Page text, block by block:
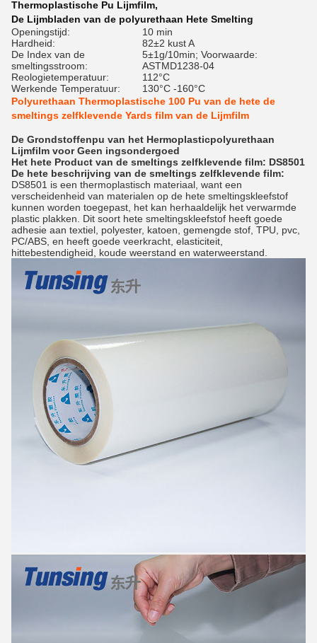
Thermoplastische Pu Lijmfilm,
De Lijmbladen van de polyurethaan Hete Smelting
Openingstijd:
10 min
Hardheid:
82±2 kust A
De Index van de
smeltingsstroom:
5±1g/10min; Voorwaarde:
ASTMD1238-04
Reologietemperatuur:
112°C
Werkende Temperatuur:
130°C -160°C
Polyurethaan Thermoplastische 100 Pu van de hete de
smeltings zelfklevende Yards film van de Lijmfilm
De Grondstoffenpu van het Hermoplasticpolyurethaan
Lijmfilm voor Geen ingsondergoed
Het hete Product van de smeltings zelfklevende film: DS8501
De hete beschrijving van de smeltings zelfklevende film:
DS8501 is een thermoplastisch materiaal, want een
verscheidenheid van materialen op de hete smeltingskleefstof
kunnen worden toegepast, het kan herhaaldelijk het verwarmde
plastic plakken. Dit soort hete smeltingskleefstof heeft goede
adhesie aan textiel, polyester, katoen, gemengde stof, TPU, pvc,
PC/ABS, en heeft goede veerkracht, elasticiteit,
hittebestendigheid, koude weerstand en waterweerstand.